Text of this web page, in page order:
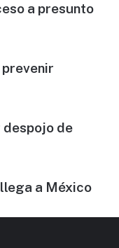
a presunto
despojo de
a México